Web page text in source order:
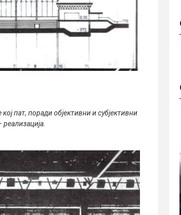
пат, поради објективни и субјективни